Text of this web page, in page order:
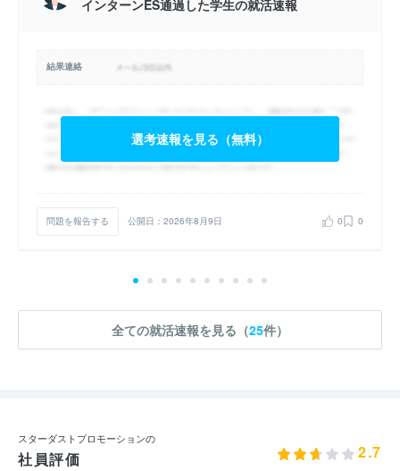
インターンES通過した学生の就活速報
結果連絡
選考速報を見る（無料）
問題を報告する 公開日：2026年8月9日 0 0
全ての就活速報を見る（25件）
スターダストプロモーションの
社員評価 2.7